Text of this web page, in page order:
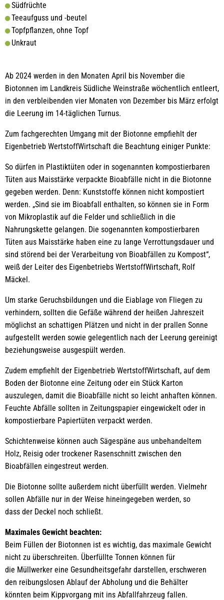
Südfrüchte
Teeaufguss und -beutel
Topfpflanzen, ohne Topf
Unkraut
Ab 2024 werden in den Monaten April bis November die
Biotonnen im Landkreis Südliche Weinstraße wöchentlich entleert,
in den verbleibenden vier Monaten von Dezember bis März erfolgt
die Leerung im 14-täglichen Turnus.
Zum fachgerechten Umgang mit der Biotonne empfiehlt der
Eigenbetrieb WertstoffWirtschaft die Beachtung einiger Punkte:
So dürfen in Plastiktüten oder in sogenannten kompostierbaren
Tüten aus Maisstärke verpackte Bioabfälle nicht in die Biotonne
gegeben werden. Denn: Kunststoffe können nicht kompostiert
werden. „Sind sie im Bioabfall enthalten, so können sie in Form
von Mikroplastik auf die Felder und schließlich in die
Nahrungskette gelangen. Die sogenannten kompostierbaren
Tüten aus Maisstärke haben eine zu lange Verrottungsdauer und
sind störend bei der Verarbeitung von Bioabfällen zu Kompost“,
weiß der Leiter des Eigenbetriebs WertstoffWirtschaft, Rolf
Mäckel.
Um starke Geruchsbildungen und die Eiablage von Fliegen zu
verhindern, sollten die Gefäße während der heißen Jahreszeit
möglichst an schattigen Plätzen und nicht in der prallen Sonne
aufgestellt werden sowie gelegentlich nach der Leerung gereinigt
beziehungsweise ausgespült werden.
Zudem empfiehlt der Eigenbetrieb WertstoffWirtschaft, auf dem
Boden der Biotonne eine Zeitung oder ein Stück Karton
auszulegen, damit die Bioabfälle nicht so leicht anhaften können.
Feuchte Abfälle sollten in Zeitungspapier eingewickelt oder in
kompostierbare Papiertüten verpackt werden.
Schichtenweise können auch Sägespäne aus unbehandeltem
Holz, Reisig oder trockener Rasenschnitt zwischen den
Bioabfällen eingestreut werden.
Die Biotonne sollte außerdem nicht überfüllt werden. Vielmehr
sollen Abfälle nur in der Weise hineingegeben werden, so
dass der Deckel noch schließt.
Maximales Gewicht beachten:
Beim Füllen der Biotonnen ist es wichtig, das maximale Gewicht
nicht zu überschreiten. Überfüllte Tonnen können für
die Müllwerker eine Gesundheitsgefahr darstellen, erschweren
den reibungslosen Ablauf der Abholung und die Behälter
könnten beim Kippvorgang mit ins Abfallfahrzeug fallen.